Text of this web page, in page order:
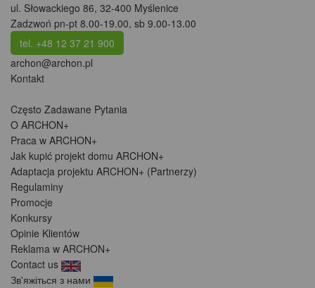
ul. Słowackiego 86, 32-400 Myślenice
Zadzwoń pn-pt 8.00-19.00, sb 9.00-13.00
tel. +48 12 37 21 900
archon@archon.pl
Kontakt
Często Zadawane Pytania
O ARCHON+
Praca w ARCHON+
Jak kupić projekt domu ARCHON+
Adaptacja projektu ARCHON+ (Partnerzy)
Regulaminy
Promocje
Konkursy
Opinie Klientów
Reklama w ARCHON+
Contact us
Зв'яжіться з нами